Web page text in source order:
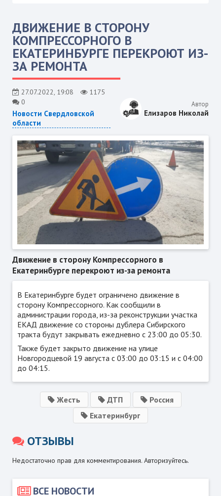
ВСЕ НОВОСТИ
ДВИЖЕНИЕ В СТОРОНУ
КОМПРЕССОРНОГО В
ЕКАТЕРИНБУРГЕ ПЕРЕКРОЮТ ИЗ-
ЗА РЕМОНТА
27.07.2022, 19:08
1175
0
Новости Свердловской
области
Автор
Елизаров Николай
Движение в сторону Компрессорного в
Екатеринбурге перекроют из-за ремонта
В Екатеринбурге будет ограничено движение в
сторону Компрессорного. Как сообщили в
администрации города, из-за реконструкции участка
ЕКАД движение со стороны дублера Сибирского
тракта будут закрывать ежедневно с 23:00 до 05:30.
Также будет закрыто движение на улице
Новгородцевой 19 августа с 03:00 до 03:15 и с 04:00
до 04:15.
Жесть ДТП
Россия
Екатеринбург
ОТЗЫВЫ
Недостаточно прав для комментирования. Авторизуйтесь.